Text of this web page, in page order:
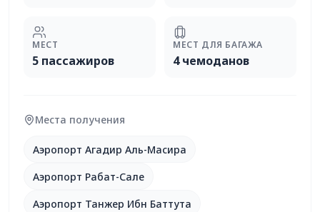
МЕСТ
5 пассажиров
МЕСТ ДЛЯ БАГАЖА
4 чемоданов
Места получения
Аэропорт Агадир Аль-Масира
Аэропорт Рабат-Сале
Аэропорт Танжер Ибн Баттута